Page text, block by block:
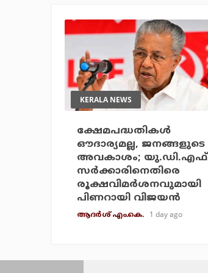
KERALA NEWS
ക്ഷേമപദ്ധതികള്‍
ഔദാര്യമല്ല, ജനങ്ങളുടെ
അവകാശം; യു.ഡി.എഫ്
സര്‍ക്കാരിനെതിരെ
രൂക്ഷവിമര്‍ശനവുമായി
പിണറായി വിജയന്‍
ആദർശ് എം.കെ. 1 day ago